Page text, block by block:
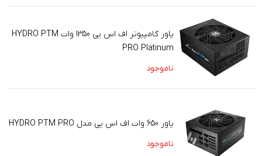
پاور کامپیوتر اف اس پی 1350 وات HYDRO PTM
PRO Platinum
ناموجود
پاور 650 وات اف اس پی مدل HYDRO PTM PRO
ناموجود